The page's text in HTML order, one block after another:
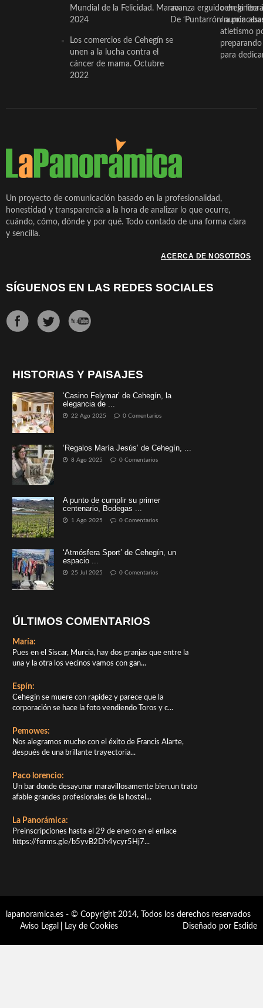
Mundial de la Felicidad. Marzo
2024
Los comercios de Cehegín se
unen a la lucha contra el
cáncer de mama. Octubre
2022
avanza erguido en la
De ‘Puntarrón’ a
ceheginera
«nunca
atletismo
para
Un proyecto de comunicación basado en la profesionalidad,
honestidad y transparencia a la hora de analizar lo que ocurre,
cuándo, cómo, dónde y por qué. Todo contado de una forma clara
y sencilla.
ACERCA DE NOSOTROS
SÍGUENOS EN LAS REDES SOCIALES
HISTORIAS Y PAISAJES
‘Casino Felymar’ de Cehegín, la
elegancia de ...
22 Ago 2025 0 Comentarios
‘Regalos María Jesús’ de Cehegín, ...
8 Ago 2025 0 Comentarios
A punto de cumplir su primer
centenario, Bodegas ...
1 Ago 2025 0 Comentarios
‘Atmósfera Sport’ de Cehegín, un
espacio ...
25 Jul 2025 0 Comentarios
ÚLTIMOS COMENTARIOS
María:
Pues en el Siscar, Murcia, hay dos granjas que entre la
una y la otra los vecinos vamos con gan...
Espín:
Cehegín se muere con rapidez y parece que la
corporación se hace la foto vendiendo Toros y c...
Pemowes:
Nos alegramos mucho con el éxito de Francis Alarte,
después de una brillante trayectoria...
Paco lorencio:
Un bar donde desayunar maravillosamente bien,un trato
afable grandes profesionales de la hostel...
La Panorámica:
Preinscripciones hasta el 29 de enero en el enlace
https://forms.gle/b5yvB2Dh4ycyr5Hj7...
lapanoramica.es - © Copyright 2014, Todos los derechos reservados
Aviso Legal
Ley de Cookies Diseñado por Esdide